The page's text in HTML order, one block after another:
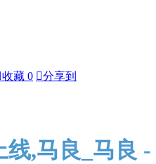
收藏 0 分享到
,马良_马良